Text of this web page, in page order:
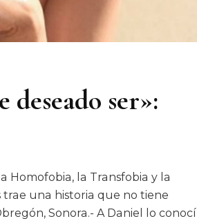
deseado ser»:
Homofobia, la Transfobia y la
trae una historia que no tiene
Sonora.- A Daniel lo conocí